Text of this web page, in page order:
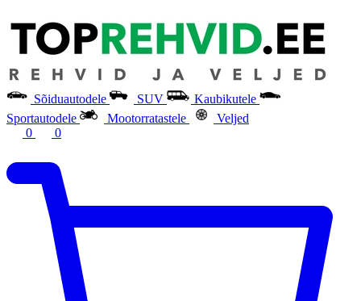
Sõiduautodele SUV
Kaubikutele
Sportautodele
Mootorratastele
Veljed
0
0